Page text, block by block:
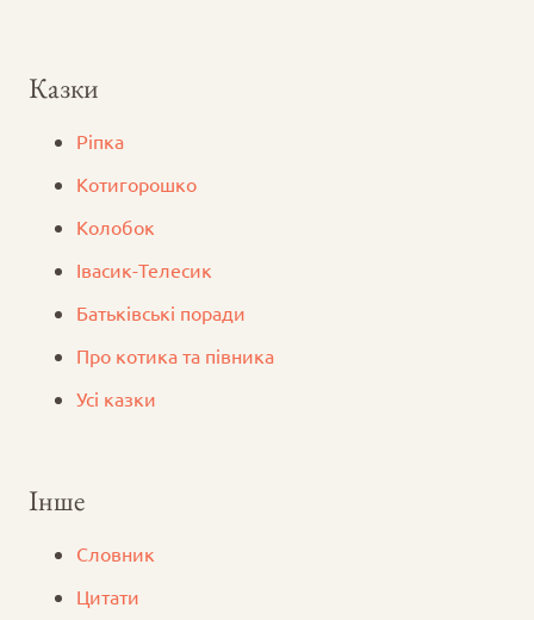
Казки
Ріпка
Котигорошко
Колобок
Iвасик-Телесик
Батьківські поради
Про котика та півника
Усі казки
Інше
Словник
Цитати